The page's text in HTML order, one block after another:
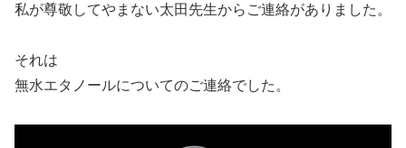
私が尊敬してやまない太田先生からご連絡がありました。
それは
無水エタノールについてのご連絡でした。